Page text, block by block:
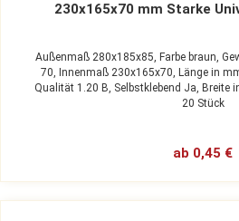
230x165x70 mm Starke
Außenmaß 280x185x85, Farbe braun,
70, Innenmaß 230x165x70, Länge in
Qualität 1.20 B, Selbstklebend Ja, Breite
20 Stück
ab 0,45 €